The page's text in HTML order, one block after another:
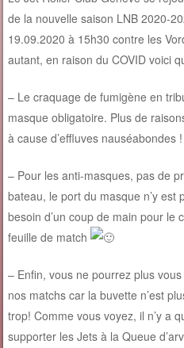
de la nouvelle saison LNB 2020-
19.09.2020 à 15h30 contre les
autant, en raison du COVID voici
– Le craquage de fumigène en
masque obligatoire. Plus de
à cause d’effluves nauséabondes !
– Pour les anti-masques, pas de
bateau, le port du masque n’y
besoin d’un coup de main pour le
feuille de match
– Enfin, vous ne pourrez plus
nos matchs car la buvette n’est
trop! Comme vous voyez, il n’y a
supporter les Jets à la Queue